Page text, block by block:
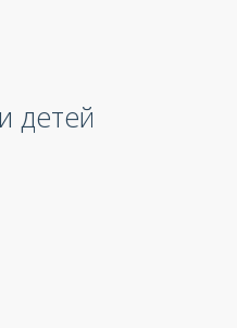
детей